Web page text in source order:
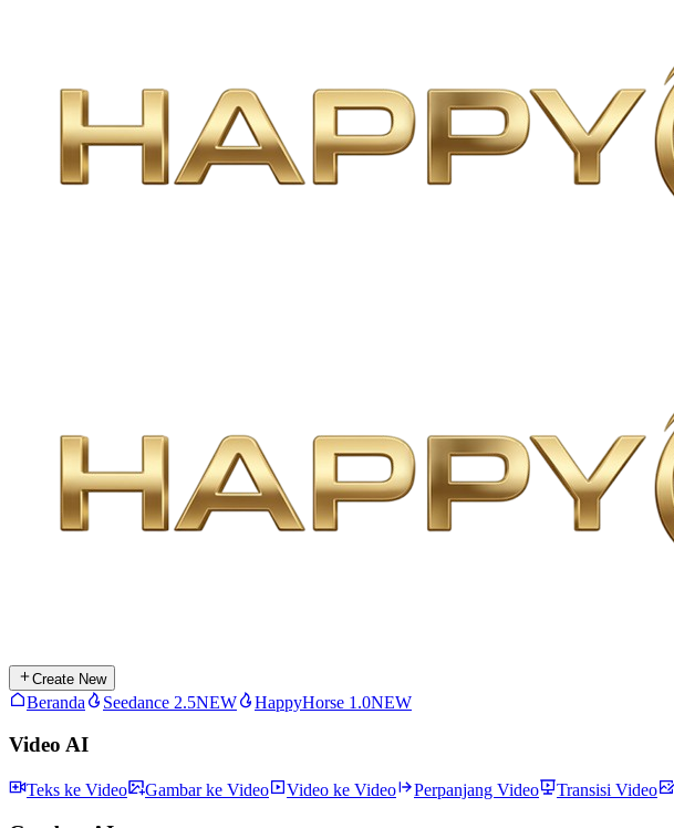
Create New
Beranda Seedance 2.5NEW HappyHorse 1.0NEW
Video AI
Teks ke Video Gambar ke Video Video ke Video Perpanjang Video Transisi Video